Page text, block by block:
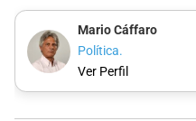
Mario Cáffaro
Política.
Ver Perfil